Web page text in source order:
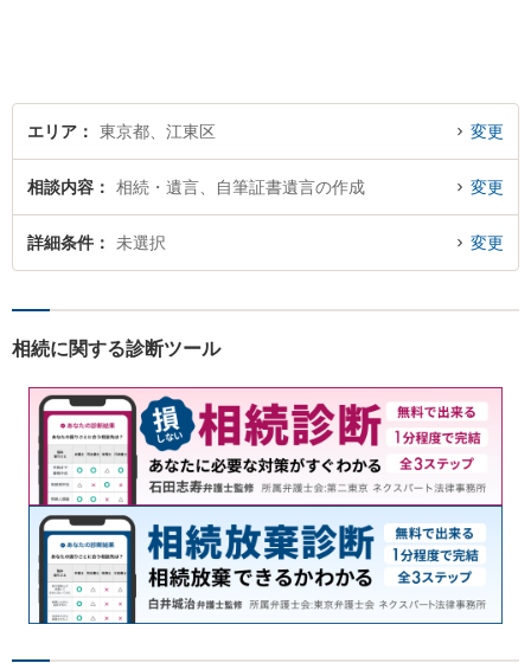
仲町駅7分】
エリア 東京都、江東区 変更
相談内容 相続・遺言、自筆証書遺言の作成 変更
詳細条件 未選択 変更
相続に関する診断ツール